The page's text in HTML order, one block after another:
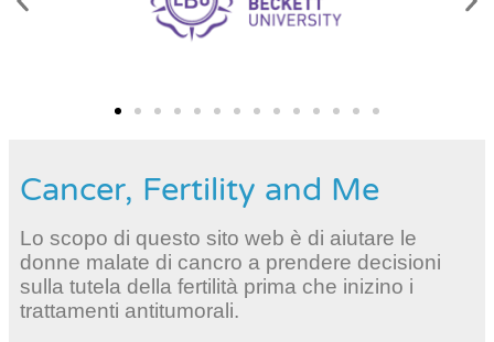
Cancer, Fertility and Me
Lo scopo di questo sito web è di aiutare le
donne malate di cancro a prendere decisioni
sulla tutela della fertilità prima che inizino i
trattamenti antitumorali.